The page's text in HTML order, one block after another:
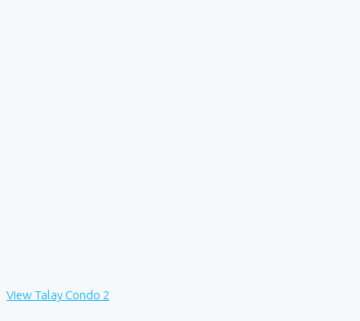
View Talay Condo 2